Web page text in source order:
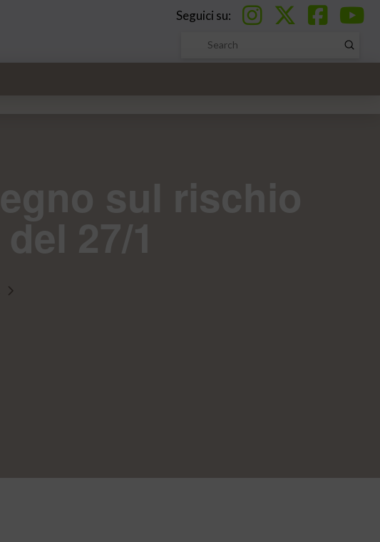
Seguici su:
Search
Submit